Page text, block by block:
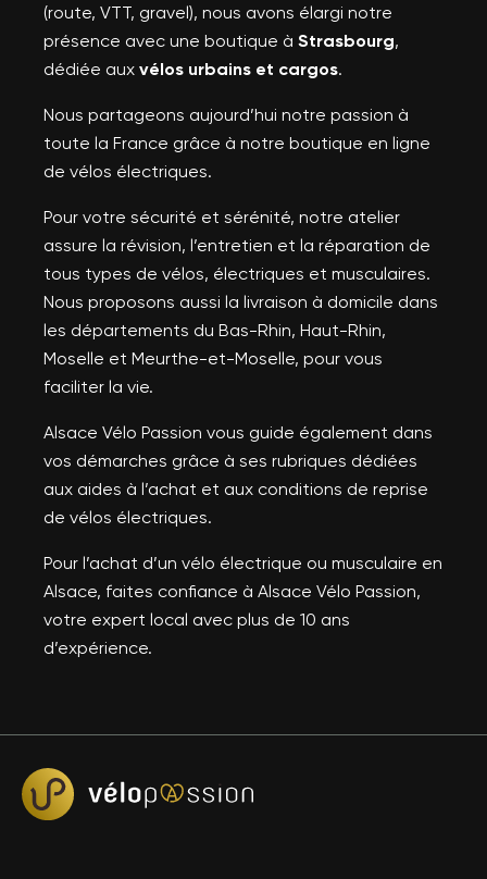
(route, VTT, gravel), nous avons élargi notre
présence avec une boutique à Strasbourg,
dédiée aux vélos urbains et cargos.
Nous partageons aujourd’hui notre passion à
toute la France grâce à notre boutique en ligne
de vélos électriques.
Pour votre sécurité et sérénité, notre atelier
assure la révision, l’entretien et la réparation de
tous types de vélos, électriques et musculaires.
Nous proposons aussi la livraison à domicile dans
les départements du Bas-Rhin, Haut-Rhin,
Moselle et Meurthe-et-Moselle, pour vous
faciliter la vie.
Alsace Vélo Passion vous guide également dans
vos démarches grâce à ses rubriques dédiées
aux aides à l’achat et aux conditions de reprise
de vélos électriques.
Pour l’achat d’un vélo électrique ou musculaire en
Alsace, faites confiance à Alsace Vélo Passion,
votre expert local avec plus de 10 ans
d’expérience.